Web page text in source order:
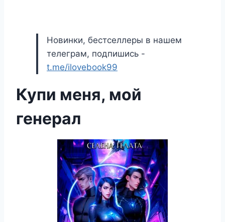
Новинки, бестселлеры в нашем
телеграм, подпишись -
t.me/ilovebook99
Купи меня, мой
генерал